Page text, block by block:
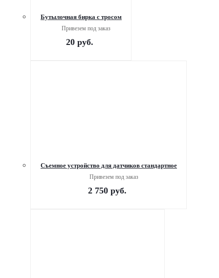
Бутылочная бирка с тросом
Привезем под заказ
20руб.
Съемное устройство для датчиков стандартное
Привезем под заказ
2 750руб.